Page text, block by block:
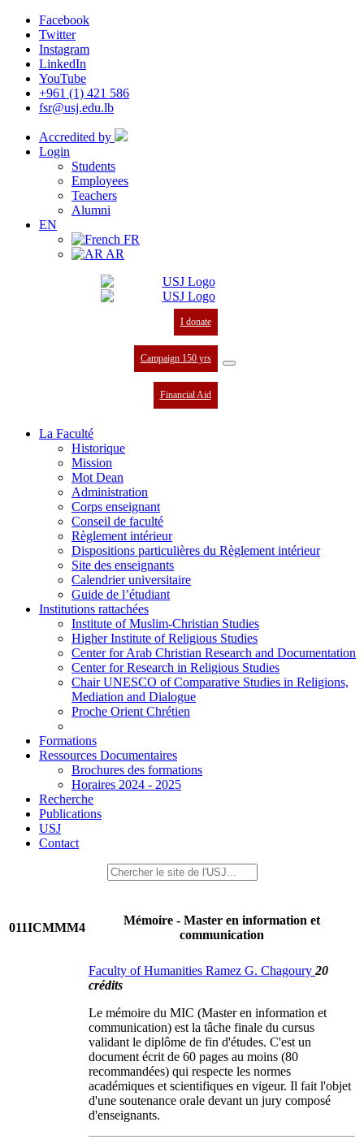
Facebook
Twitter
Instagram
LinkedIn
YouTube
+961 (1) 421 586
fsr@usj.edu.lb
Accredited by
Login
Students
Employees
Teachers
Alumni
EN
FR
AR
I donate
Campaign 150 yrs
Financial Aid
La Faculté
Historique
Mission
Mot Dean
Administration
Corps enseignant
Conseil de faculté
Règlement intérieur
Dispositions particulières du Règlement intérieur
Site des enseignants
Calendrier universitaire
Guide de l’étudiant
Institutions rattachées
Institute of Muslim-Christian Studies
Higher Institute of Religious Studies
Center for Arab Christian Research and Documentation
Center for Research in Religious Studies
Chair UNESCO of Comparative Studies in Religions,
Mediation and Dialogue
Proche Orient Chrétien
Formations
Ressources Documentaires
Brochures des formations
Horaires 2024 - 2025
Recherche
Publications
USJ
Contact
011ICMMM4
Mémoire - Master en information et
communication
Faculty of Humanities Ramez G. Chagoury 20
crédits
Le mémoire du MIC (Master en information et
communication) est la tâche finale du cursus
validant le diplôme de fin d'études. C'est un
document écrit de 60 pages au moins (80
recommandées) qui respecte les normes
académiques et scientifiques en vigeur. Il fait l'objet
d'une soutenance orale devant un jury composé
d'enseignants.